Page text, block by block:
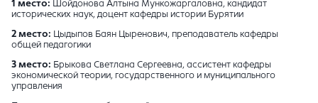
1 место: Шойдонова Алтына Мункожаргаловна, кандидат
исторических наук, доцент кафедры истории Бурятии
2 место: Цыдыпов Баян Цыренович, преподаватель кафедры
общей педагогики
3 место: Брыкова Светлана Сергеевна, ассистент кафедры
экономической теории, государственного и муниципального
управления